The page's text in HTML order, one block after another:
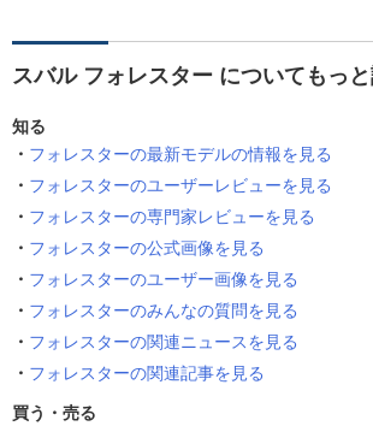
スバル フォレスター についてもっと
知る
フォレスターの最新モデルの情報を見る
フォレスターのユーザーレビューを見る
フォレスターの専門家レビューを見る
フォレスターの公式画像を見る
フォレスターのユーザー画像を見る
フォレスターのみんなの質問を見る
フォレスターの関連ニュースを見る
フォレスターの関連記事を見る
買う・売る